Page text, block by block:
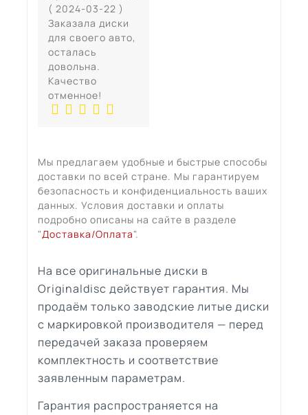
( 2024-03-22 )
Заказала диски
для своего авто,
осталась
довольна.
Качество
отменное!
Мы предлагаем удобные и быстрые способы
доставки по всей стране. Мы гарантируем
безопасность и конфиденциальность ваших
данных. Условия доставки и оплаты
подробно описаны на сайте в разделе
"Доставка/Оплата".
На все оригинальные диски в
Originaldisc действует гарантия. Мы
продаём только заводские литые диски
с маркировкой производителя — перед
передачей заказа проверяем
комплектность и соответствие
заявленным параметрам.
Гарантия распространяется на